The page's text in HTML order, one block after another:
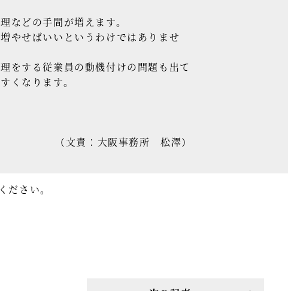
どの手間が増えます。
やせばいいというわけではありませ
をする従業員の動機付けの問題も出て
くなります。
（文責：大阪事務所 松澤）
さい。